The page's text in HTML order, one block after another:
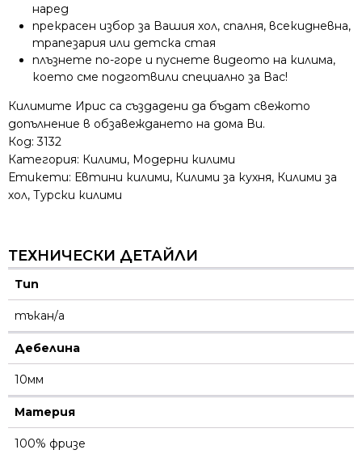
наред
прекрасен избор за Вашия хол, спалня, всекидневна,
трапезария или детска стая
плъзнете по-горе и пуснете видеото на килима,
което сме подготвили специално за Вас!
Килимите Ирис са създадени да бъдат свежото
допълнение в обзавеждането на дома Ви.
Код:3132
Категория: Килими, Модерни килими
Етикети: Евтини килими, Килими за кухня, Килими за
хол, Турски килими
ТЕХНИЧЕСКИ ДЕТАЙЛИ
Тип
тъкан/а
Дебелина
10мм
Материя
100% фризе